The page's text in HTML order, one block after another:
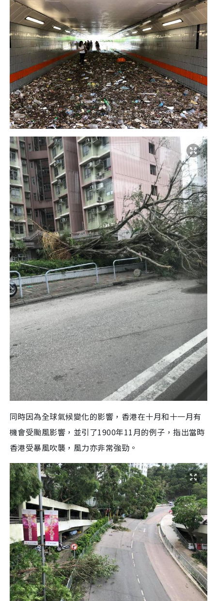
同時因為全球氣候變化的影響，香港在十月和十一月有
機會受颱風影響，並引了1900年11月的例子，指出當時
香港受暴風吹襲，風力亦非常強勁。